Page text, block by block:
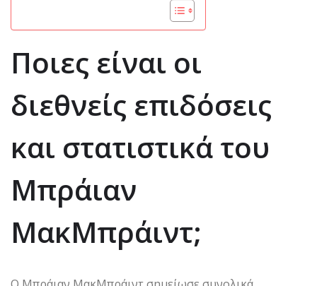
Ποιες είναι οι
διεθνείς επιδόσεις
και στατιστικά του
Μπράιαν
ΜακΜπράιντ;